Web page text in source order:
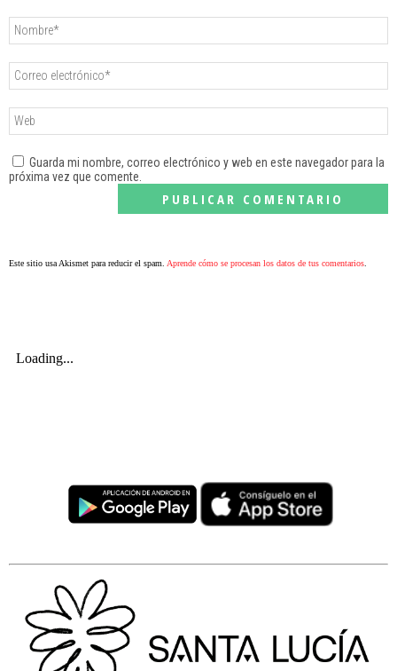
Guarda mi nombre, correo electrónico y web en este navegador para la
próxima vez que comente.
Este sitio usa Akismet para reducir el spam. Aprende cómo se procesan los datos de tus comentarios